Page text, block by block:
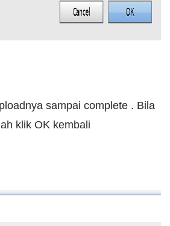
sampai complete . Bila
klik OK kembali